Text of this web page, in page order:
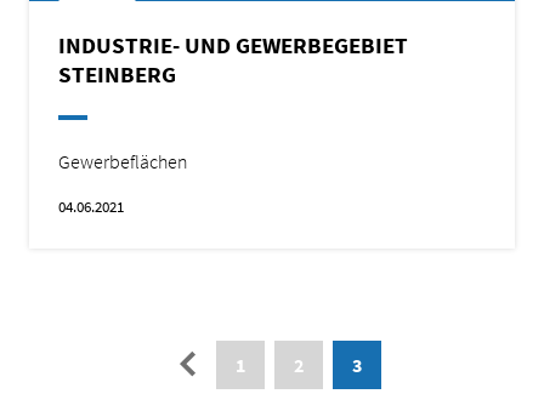
INDUSTRIE- UND GEWERBEGEBIET
STEINBERG
Gewerbeflächen
04.06.2021
← 1 2 3